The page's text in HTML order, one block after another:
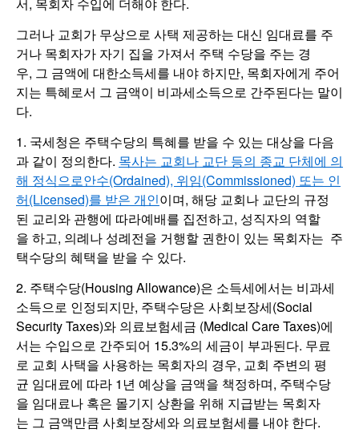
서, 목회자 수입에 더해야 한다.
그러나 교회가 무상으로 사택 제공하는 대신 임대료를 주
거나 목회자가 자기 집을 가져서 주택 수당을 주는 경
우, 그 금액에 대한소득세를 내야 하지만, 목회자에게 주어
지는 특혜로서 그 금액이 비과세소득으로 간주된다는 말이
다.
1. 국세청은 주택수당의 특혜를 받을 수 있는 대상을 다음
과 같이 정의한다. 목사는 교회나 교단 등의 종교 단체에 의
해 정식으로안수(Ordained), 위임(Commissioned) 또는 인
허(Licensed)를 받은 개인이며, 해당 교회나 교단의 규정
된 교리와 관행에 따라예배를 집전하고, 성직자의 역할
을 하고, 의례나 성례전을 거행할 권한이 있는 목회자는 주
택수당의 혜택을 받을 수 있다.
2. 주택수당(Housing Allowance)은 소득세에서는 비과세
소득으로 인정되지만, 주택수당은 사회보장세(Social
Security Taxes)와 의료보험세금 (Medical Care Taxes)에
서는 수입으로 간주되어 15.3%의 세금이 부과된다. 무료
로 교회 사택을 사용하는 목회자의 경우, 교회 주변의 평
균 임대료에 따라 1년 예상을 금액을 책정하며, 주택수당
을 임대료나 혹은 몰기지 상환을 위해 지급받는 목회자
는 그 금액만큼 사회보장세와 의료보험세를 내야 한다.